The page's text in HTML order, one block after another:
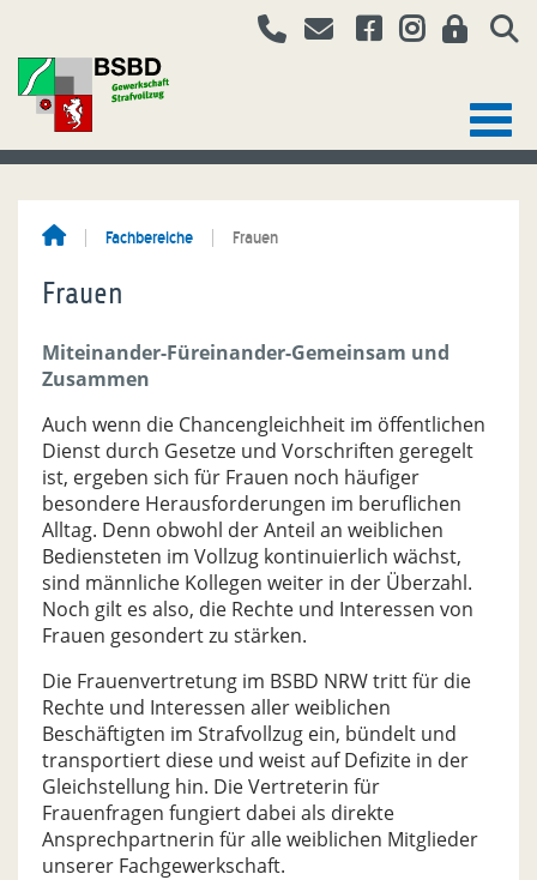
Fachbereiche Frauen
Frauen
Miteinander-Füreinander-Gemeinsam und
Zusammen
Auch wenn die Chancengleichheit im öffentlichen
Dienst durch Gesetze und Vorschriften geregelt
ist, ergeben sich für Frauen noch häufiger
besondere Herausforderungen im beruflichen
Alltag. Denn obwohl der Anteil an weiblichen
Bediensteten im Vollzug kontinuierlich wächst,
sind männliche Kollegen weiter in der Überzahl.
Noch gilt es also, die Rechte und Interessen von
Frauen gesondert zu stärken.
Die Frauenvertretung im BSBD NRW tritt für die
Rechte und Interessen aller weiblichen
Beschäftigten im Strafvollzug ein, bündelt und
transportiert diese und weist auf Defizite in der
Gleichstellung hin. Die Vertreterin für
Frauenfragen fungiert dabei als direkte
Ansprechpartnerin für alle weiblichen Mitglieder
unserer Fachgewerkschaft.